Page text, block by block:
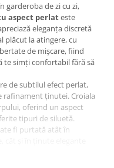
garderoba de zi cu zi,
aspect perlateste
eleganța discretă
plăcut la atingere, cu
de mișcare, fiind
te simți confortabil fără să
de subtilul efect perlat,
rafinament ținutei. Croiala
oferind un aspect
tipuri de siluetă.
fi purtată atât în
Este piesa care
outfituri feminine,